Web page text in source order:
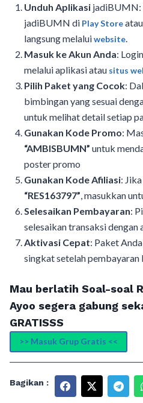
Unduh Aplikasi jadiBUMN:
jadiBUMN di Play Storeatau
langsung melaluiwebsite.
Masuk ke Akun Anda:
melalui aplikasi atau situs
Pilih Paket yang Cocok:
bimbingan yang sesuai
untuk melihat detail setiap
Gunakan Kode Promo:
“AMBISBUMN” untuk
poster promo
Gunakan Kode Afiliasi:
“RES163797”, masukkan
Selesaikan Pembayaran:
selesaikan transaksi dengan
Aktivasi Cepat: Paket
singkat setelah pembayaran
Mau berlatih Soal-soal
Ayoo segera gabung
GRATISSS
>> Masuk Grup Gratis <<
Bagikan :